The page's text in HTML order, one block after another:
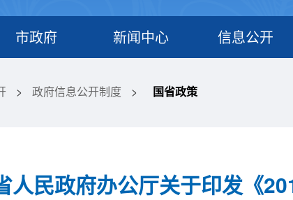
市政府 新闻中心 信息公开
> 政府信息公开制度 > 国省政策
人民政府办公厅关于印发《